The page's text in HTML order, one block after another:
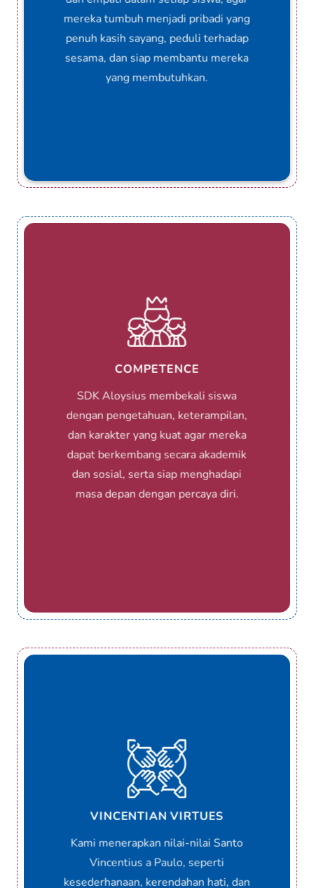
mereka tumbuh menjadi pribadi yang
penuh kasih sayang, peduli terhadap
sesama, dan siap membantu mereka
yang membutuhkan.
COMPETENCE
SDK Aloysius membekali siswa
dengan pengetahuan, keterampilan,
dan karakter yang kuat agar mereka
dapat berkembang secara akademik
dan sosial, serta siap menghadapi
masa depan dengan percaya diri.
VINCENTIAN VIRTUES
Kami menerapkan nilai-nilai Santo
Vincentius a Paulo, seperti
kesederhanaan, kerendahan hati, dan